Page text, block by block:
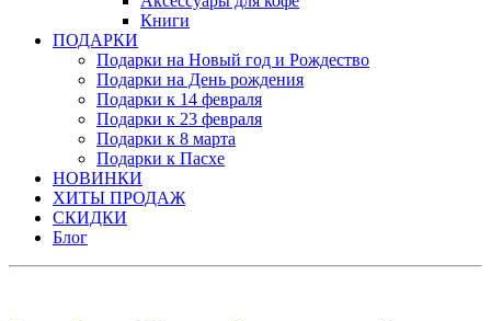
Книги
ПОДАРКИ
Подарки на Новый год и Рождество
Подарки на День рождения
Подарки к 14 февраля
Подарки к 23 февраля
Подарки к 8 марта
Подарки к Пасхе
НОВИНКИ
ХИТЫ ПРОДАЖ
СКИДКИ
Блог